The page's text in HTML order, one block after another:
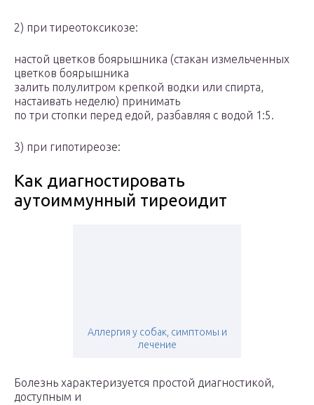
2) при тиреотоксикозе:
настой цветков боярышника (стакан измельченных
цветков боярышника
залить полулитром крепкой водки или спирта,
настаивать неделю) принимать
по три стопки перед едой, разбавляя с водой 1:5.
3) при гипотиреозе:
Как диагностировать
аутоиммунный тиреоидит
Аллергия у собак, симптомы и
лечение
Болезнь характеризуется простой диагностикой,
доступным и